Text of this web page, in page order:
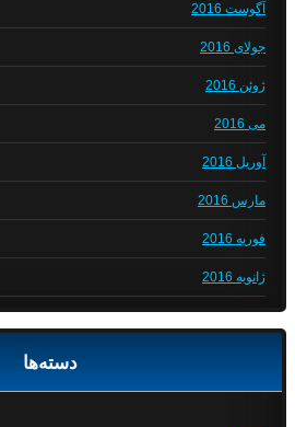
آگوست 2016
جولای 2016
ژوئن 2016
می 2016
آوریل 2016
مارس 2016
فوریه 2016
ژانویه 2016
دسته‌ها